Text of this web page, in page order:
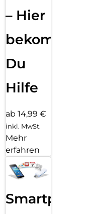
– Hier
bekommst
Du
Hilfe
ab 14,99 €
inkl. MwSt.
Mehr
erfahren
Smartphone